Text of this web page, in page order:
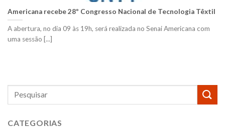
CATEGORIAS
Americana recebe 28º Congresso Nacional de Tecnologia Têxtil
A abertura, no dia 09 às 19h, será realizada no Senai Americana com
uma sessão [...]